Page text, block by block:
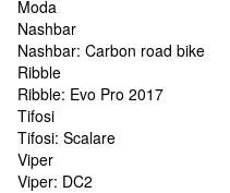
Moda
Nashbar
Nashbar: Carbon road bike
Ribble
Ribble: Evo Pro 2017
Tifosi
Tifosi: Scalare
Viper
Viper: DC2